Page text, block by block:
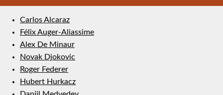
Carlos Alcaraz
Félix Auger-Aliassime
Alex De Minaur
Novak Djokovic
Roger Federer
Hubert Hurkacz